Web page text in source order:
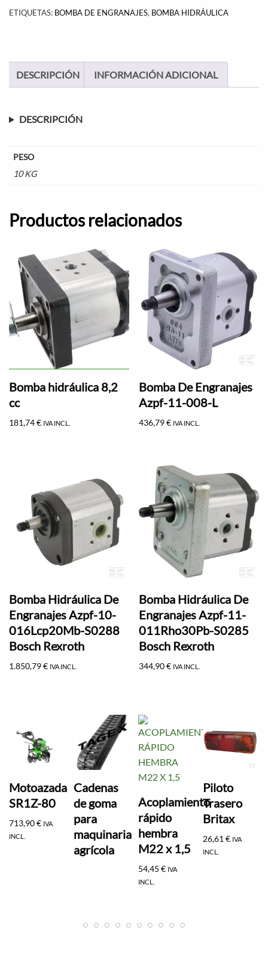
ETIQUETAS: BOMBA DE ENGRANAJES, BOMBA HIDRÁULICA
DESCRIPCIÓN INFORMACIÓN ADICIONAL
DESCRIPCIÓN
PESO
10 KG
Productos relacionados
Bomba hidráulica 8,2
cc
181,74€ IVA INCL.
Bomba De Engranajes
Azpf-11-008-L
436,79€ IVA INCL.
Bomba Hidráulica De
Engranajes Azpf-10-
016Lcp20Mb-S0288
Bosch Rexroth
1.850,79€ IVA INCL.
Bomba Hidráulica De
Engranajes Azpf-11-
011Rho30Pb-S0285
Bosch Rexroth
344,90€ IVA INCL.
Motoazada
SR1Z-80
713,90€ IVA
INCL.
Cadenas
de goma
para
maquinaria
agrícola
Acoplamiento
rápido
hembra
M22 x 1,5
54,45€ IVA
INCL.
Piloto
Trasero
Britax
26,61€ IVA
INCL.